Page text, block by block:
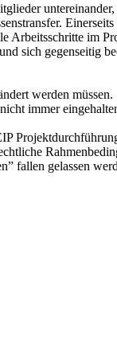
Arbeitsschritte im
sich gegenseitig
werden
immer
fallen gelassen